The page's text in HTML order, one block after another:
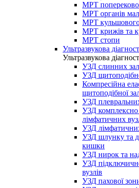
МРТ
МРТ органів
МРТ кульшового
МРТ крижів та
МРТ стопи
Ультразвукова
Ультразвукова
УЗД слинних
УЗД
Компресійна
щитоподібної
УЗД
УЗД комплексно
лімфатичних
УЗД
УЗД шлунку та
кишки
УЗД нирок та
УЗД
вузлів
УЗД пахової